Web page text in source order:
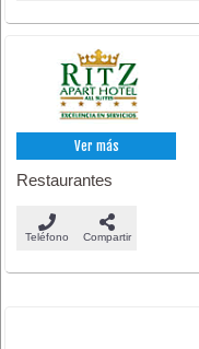
Ver más
Restaurantes
Teléfono Compartir